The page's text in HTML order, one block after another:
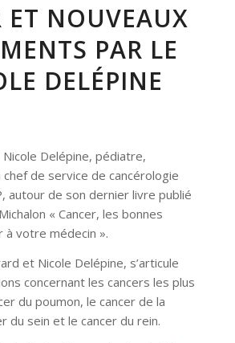
ET NOUVEAUX
PAR LE
DELÉPINE
Delépine, pédiatre,
chef de service de cancérologie
autour de son dernier livre publié
« Cancer, les bonnes
votre médecin ».
et Nicole Delépine, s’articule
concernant les cancers les plus
du poumon, le cancer de la
du sein et le cancer du rein.